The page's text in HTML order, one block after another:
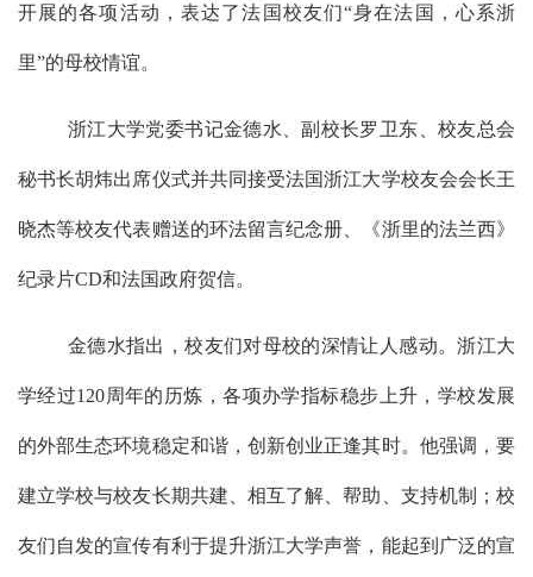
开展的各项活动，表达了法国校友们“身在法国，心系浙
里”的母校情谊。
浙江大学党委书记金德水、副校长罗卫东、校友总会
秘书长胡炜出席仪式并共同接受法国浙江大学校友会会长王
晓杰等校友代表赠送的环法留言纪念册、《浙里的法兰西》
纪录片CD和法国政府贺信。
金德水指出，校友们对母校的深情让人感动。浙江大
学经过120周年的历炼，各项办学指标稳步上升，学校发展
的外部生态环境稳定和谐，创新创业正逢其时。他强调，要
建立学校与校友长期共建、相互了解、帮助、支持机制；校
友们自发的宣传有利于提升浙江大学声誉，能起到广泛的宣